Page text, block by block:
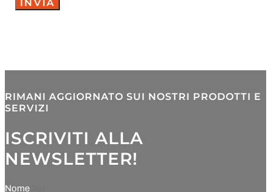
INVIA
RIMANI AGGIORNATO SUI NOSTRI PRODOTTI E
SERVIZI
ISCRIVITI ALLA
NEWSLETTER!
Nome